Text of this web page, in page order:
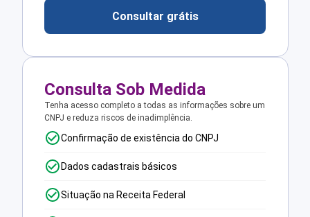
Consultar grátis
Consulta Sob Medida
Tenha acesso completo a todas as informações sobre um
CNPJ e reduza riscos de inadimplência.
Confirmação de existência do CNPJ
Dados cadastrais básicos
Situação na Receita Federal